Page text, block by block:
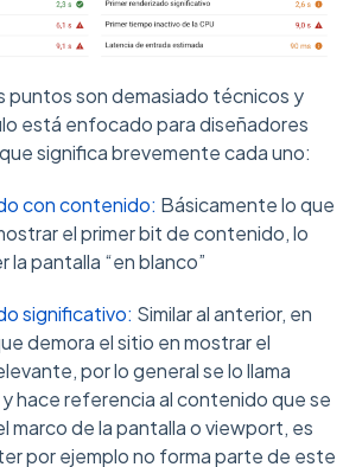
puntos son demasiado técnicos y
está enfocado para diseñadores
significa brevemente cada uno:
con contenido: Básicamente lo que
el primer bit de contenido, lo
la pantalla “en blanco”
significativo: Similar al anterior, en
demora el sitio en mostrar el
por lo general se lo llama
hace referencia al contenido que se
marco de la pantalla o viewport, es
por ejemplo no forma parte de este